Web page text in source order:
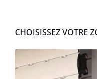
CHOISISSEZ VOTRE